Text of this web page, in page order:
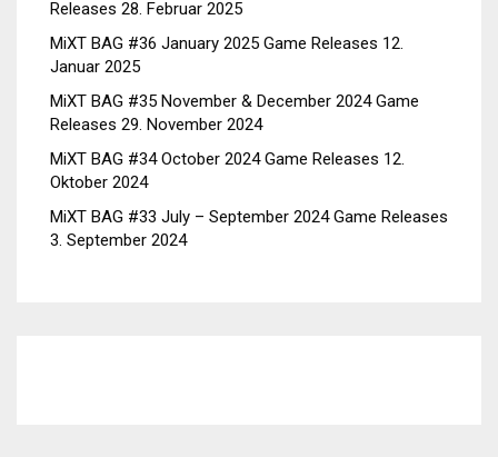
Releases 28. Februar 2025
MiXT BAG #36 January 2025 Game Releases 12.
Januar 2025
MiXT BAG #35 November & December 2024 Game
Releases 29. November 2024
MiXT BAG #34 October 2024 Game Releases 12.
Oktober 2024
MiXT BAG #33 July – September 2024 Game Releases
3. September 2024